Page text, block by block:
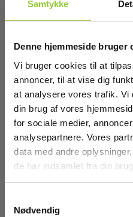
Samtykke
Denne hjemmeside bruger
Vi bruger cookies til at
annoncer, til at vise dig
at analysere vores trafik. Vi
din brug af vores
for sociale medier,
analysepartnere. Vores
data med andre
de har indsamlet fra din
Nødvendig
Dimensioner
Vindue
Kapslingsklasse (IP):